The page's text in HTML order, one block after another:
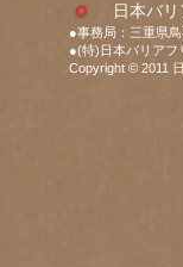
日本バ
●事務局：三重県
●(特)日本バリアフ
Copyright © 2011